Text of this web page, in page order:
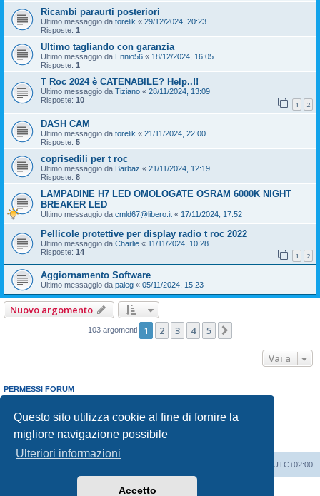
Questo sito utilizza cookie al fine di fornire la
migliore navigazione possibile
Ulteriori informazioni
Accetto
Ricambi paraurti posteriori
Ultimo messaggio da torelik « 29/12/2024, 20:23
Risposte: 1
Ultimo tagliando con garanzia
Ultimo messaggio da Ennio56 « 18/12/2024, 16:05
Risposte: 1
T Roc 2024 è CATENABILE? Help..!!
Ultimo messaggio da Tiziano « 28/11/2024, 13:09
Risposte: 10 1 2
DASH CAM
Ultimo messaggio da torelik « 21/11/2024, 22:00
Risposte: 5
coprisedili per t roc
Ultimo messaggio da Barbaz « 21/11/2024, 12:19
Risposte: 8
LAMPADINE H7 LED OMOLOGATE OSRAM 6000K NIGHT
BREAKER LED
Ultimo messaggio da cmld67@libero.it « 17/11/2024, 17:52
Pellicole protettive per display radio t roc 2022
Ultimo messaggio da Charlie « 11/11/2024, 10:28
Risposte: 14 1 2
Aggiornamento Software
Ultimo messaggio da paleg « 05/11/2024, 15:23
Nuovo argomento
103 argomenti 1 2 3 4 5
Vai a
PERMESSI FORUM
Non puoi
rispondere negli argomenti
Non puoimodificare i tuoi messaggi
Non puoicancellare i tuoi messaggi
Non puoi
inviare allegati
UTC+02:00
phpBB® Forum Software © phpBB Limited